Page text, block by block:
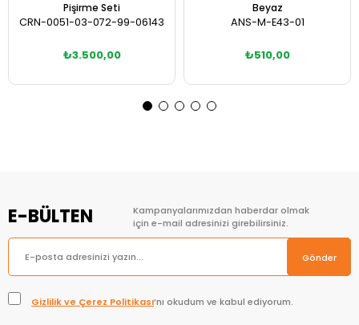
Pişirme Seti
CRN-0051-03-072-99-06143
₺3.500,00
Beyaz
ANS-M-E43-01
₺510,00
E-BÜLTEN
Kampanyalarımızdan haberdar olmak
için e-mail adresinizi girebilirsiniz.
Gönder
Gizlilik ve Çerez Politikası’nı okudum ve kabul ediyorum.